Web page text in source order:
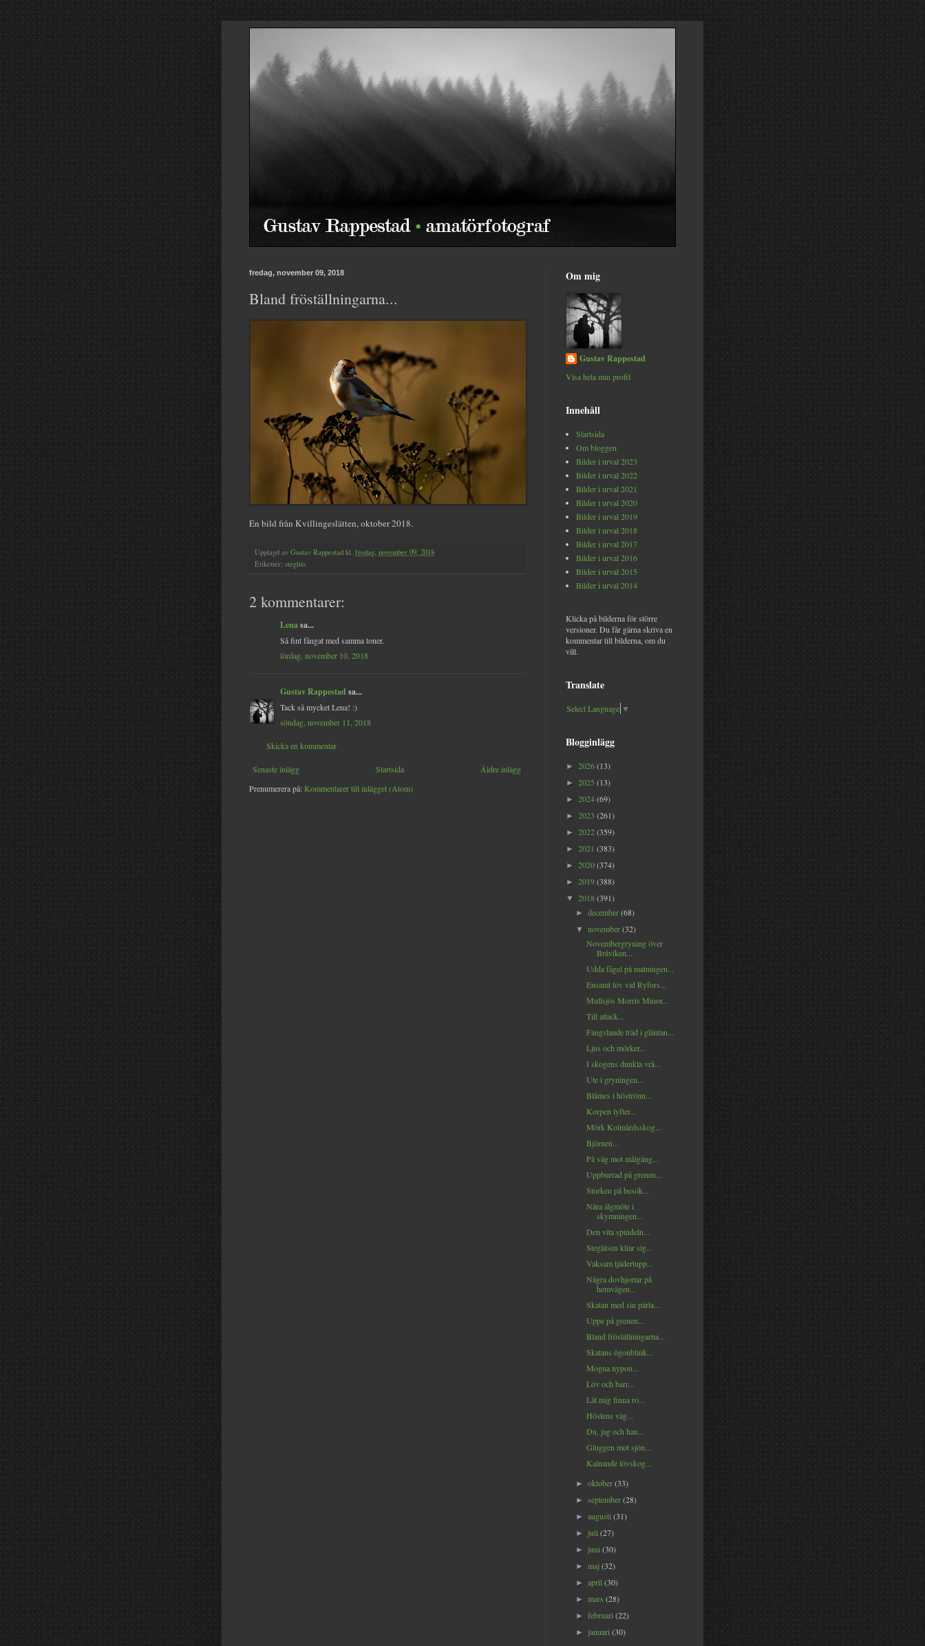
fredag, november 09, 2018
Bland fröställningarna...
En bild från Kvillingeslätten, oktober 2018.
Upplagd av Gustav Rappestad kl. fredag, november 09, 2018
Etiketter: steglits
2 kommentarer:
Lenasa...
Så fint fångat med samma toner.
lördag, november 10, 2018
Gustav Rappestad sa...
Tack så mycket Lena! :)
söndag, november 11, 2018
Skicka en kommentar
Senaste inlägg Äldre inlägg
Startsida
Prenumerera på: Kommentarer till inlägget (Atom)
Om mig
Gustav Rappestad
Visa hela min profil
Innehåll
Startsida
Om bloggen
Bilder i urval 2023
Bilder i urval 2022
Bilder i urval 2021
Bilder i urval 2020
Bilder i urval 2019
Bilder i urval 2018
Bilder i urval 2017
Bilder i urval 2016
Bilder i urval 2015
Bilder i urval 2014
Klicka på bilderna för större
versioner. Du får gärna skriva en
kommentar till bilderna, om du
vill.
Translate
Select Language ▼
Blogginlägg
► 2026(13)
► 2025 (13)
► 2024(69)
► 2023 (261)
► 2022(359)
► 2021 (383)
► 2020(374)
► 2019(388)
▼ 2018 (391)
►december(68)
▼november(32)
Novembergryning över
Bråviken...
Udda fågel på matningen...
Ensamt löv vid Ryfors...
Mullsjös Morris Minor...
Till attack...
Fängslande träd i gläntan...
Ljus och mörker...
I skogens dunkla vrå...
Ute i gryningen...
Blåmes i höströnn...
Korpen lyfter...
Mörk Kolmårdsskog...
Björnen...
På väg mot målgång...
Uppburrad på grenen...
Storken på besök...
Nära älgmöte i
skymningen...
Den vita spindeln...
Steglitsen kliar sig...
Vaksam tjädertupp...
Några dovhjortar på
hemvägen...
Skatan med sin pärla...
Uppe på grenen...
Bland fröställningarna...
Skatans ögonblink...
Mogna nypon...
Löv och barr...
Låt mig finna ro...
Höstens väg...
Du, jag och han...
Gluggen mot sjön...
Kalnande lövskog...
►oktober(33)
►september(28)
►augusti(31)
► juli(27)
► juni(30)
►maj(32)
►april(30)
►mars(28)
►februari(22)
► januari(30)